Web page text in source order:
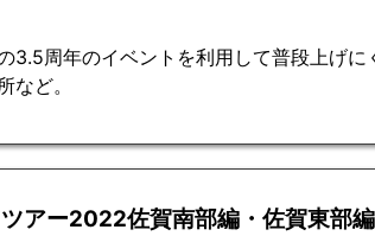
3.5周年のイベントを利用して普段上げに
など。
アー2022佐賀南部編・佐賀東部編